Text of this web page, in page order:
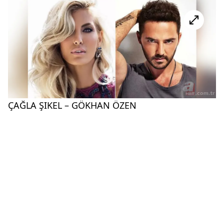
ÇAĞLA ŞIKEL – GÖKHAN ÖZEN